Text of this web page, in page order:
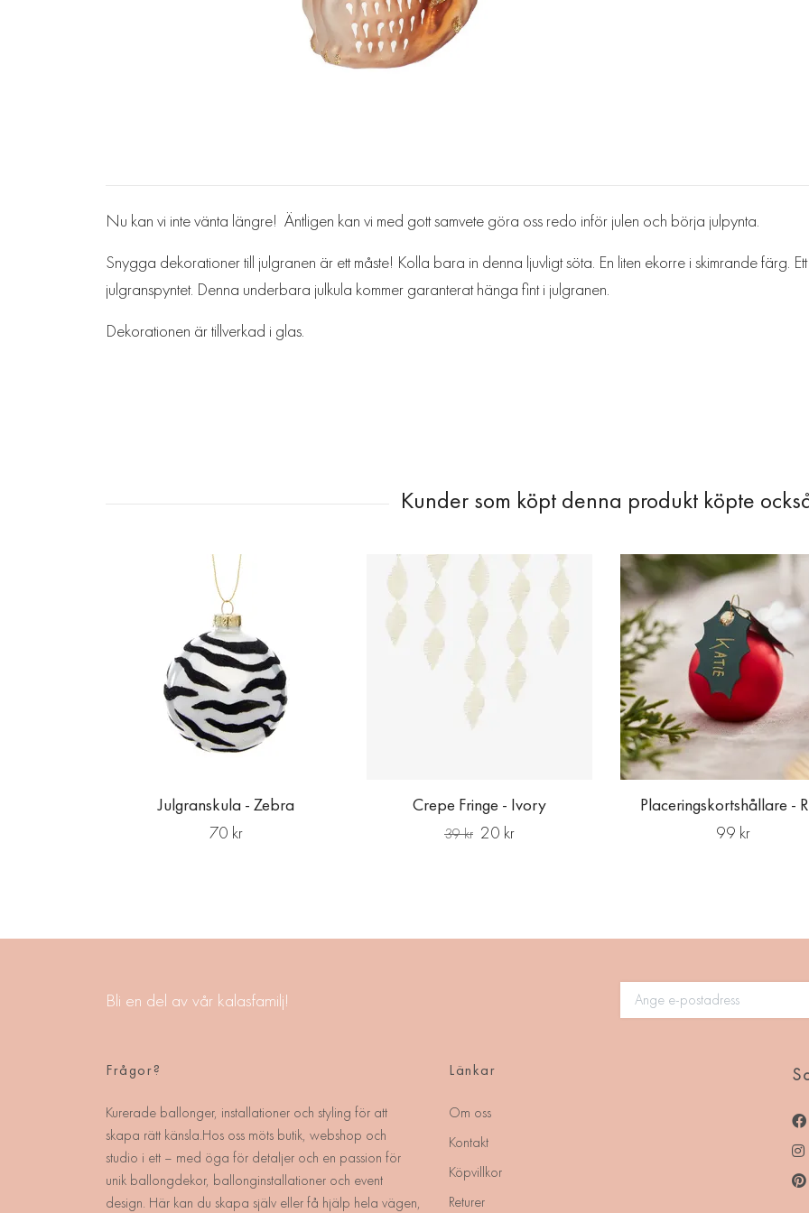
Nu kan vi inte vänta längre! Äntligen kan vi med gott samvete göra oss redo inför julen och börja julpynta.
Snygga dekorationer till julgranen är ett måste! Kolla bara in denna ljuvligt söta. En liten ekorre i skimrande färg.
julgranspyntet. Denna underbara julkula kommer garanterat hänga fint i julgranen.
Dekorationen är tillverkad i glas.
Julgranskula - Zebra
70 kr
Crepe Fringe - Ivory
39 kr 20 kr
Placeringskortshållare -
99 kr
Bli en del av vår kalasfamilj!
Frågor?
Kurerade ballonger, installationer och styling för att
skapa rätt känsla.Hos oss möts butik, webshop och
studio i ett – med öga för detaljer och en passion för
unik ballongdekor, ballonginstallationer och event
design. Här kan du skapa själv eller få hjälp hela vägen,
Länkar
Om oss
Kontakt
Köpvillkor
Returer